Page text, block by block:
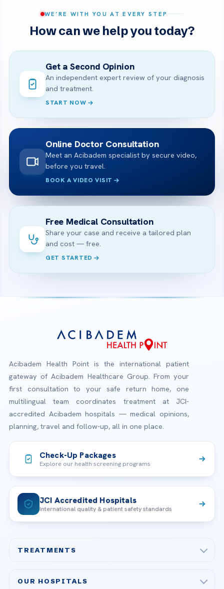
WE’RE WITH YOU AT EVERY STEP
How can we help you today?
Get a Second Opinion
An independent expert review of your diagnosis
and treatment.
START NOW
Online Doctor Consultation
Meet an Acibadem specialist by secure video,
before you travel.
BOOK A VIDEO VISIT
Free Medical Consultation
Share your case and receive a tailored plan
and cost — free.
GET STARTED
Acibadem Health Point is the international patient
gateway of Acibadem Healthcare Group. From your
first consultation to your safe return home, one
multilingual team coordinates treatment at JCI-
accredited Acibadem hospitals — medical opinions,
planning, travel and follow-up, all in one place.
Check-Up Packages
Explore our health screening programs
JCI Accredited Hospitals
International quality & patient safety standards
TREATMENTS
OUR HOSPITALS